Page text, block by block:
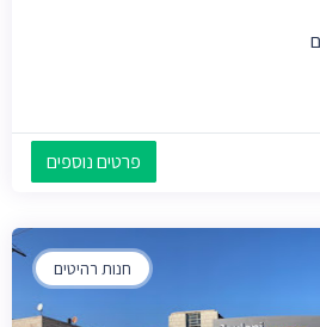
פרטים נוספים
חנות רהיטים